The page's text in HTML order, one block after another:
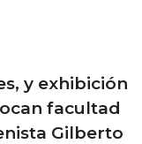
y exhibición
facultad
Gilberto